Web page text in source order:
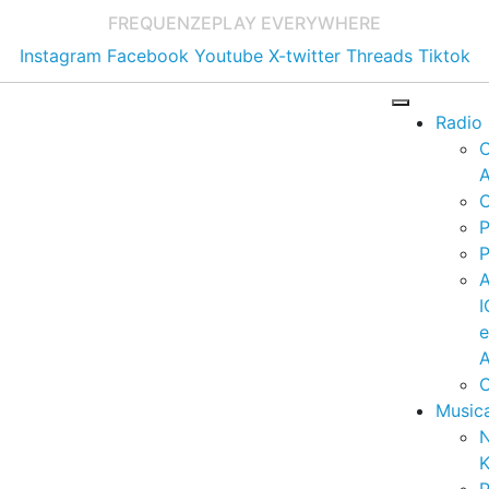
FREQUENZEPLAY EVERYWHERE
Instagram Facebook Youtube X-twitter Threads Tiktok
Radio
e